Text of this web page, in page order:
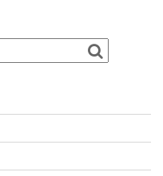
e
r